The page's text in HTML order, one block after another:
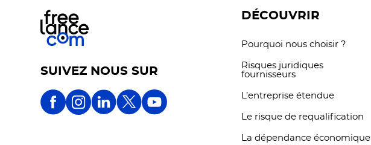
SUIVEZ NOUS SUR
DÉCOUVRIR
Pourquoi nous choisir ?
Risques juridiques
fournisseurs
L’entreprise étendue
Le risque de requalification
La dépendance économique